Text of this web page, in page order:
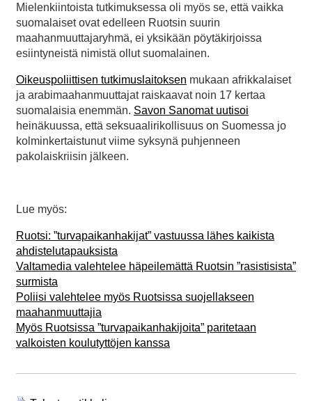
Mielenkiintoista tutkimuksessa oli myös se, että vaikka
suomalaiset ovat edelleen Ruotsin suurin
maahanmuuttajaryhmä, ei yksikään pöytäkirjoissa
esiintyneistä nimistä ollut suomalainen.
Oikeuspoliittisen tutkimuslaitoksen mukaan afrikkalaiset
ja arabimaahanmuuttajat raiskaavat noin 17 kertaa
suomalaisia enemmän. Savon Sanomat uutisoi
heinäkuussa, että seksuaalirikollisuus on Suomessa jo
kolminkertaistunut viime syksynä puhjenneen
pakolaiskriisin jälkeen.
Lue myös:
Ruotsi: ”turvapaikanhakijat” vastuussa lähes kaikista
ahdistelutapauksista
Valtamedia valehtelee häpeilemättä Ruotsin ”rasistisista”
surmista
Poliisi valehtelee myös Ruotsissa suojellakseen
maahanmuuttajia
Myös Ruotsissa ”turvapaikanhakijoita” paritetaan
valkoisten koulutyttöjen kanssa